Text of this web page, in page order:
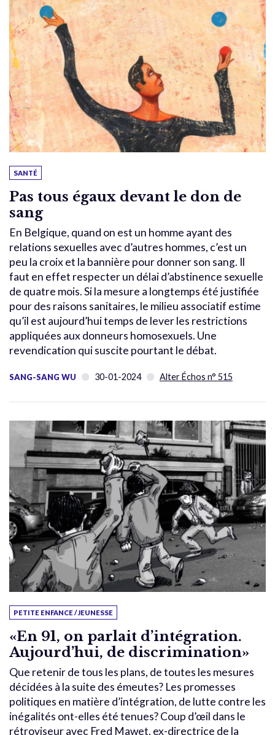
SANTÉ
Pas tous égaux devant le don de
sang
En Belgique, quand on est un homme ayant des
relations sexuelles avec d’autres hommes, c’est un
peu la croix et la bannière pour donner son sang. Il
faut en effet respecter un délai d’abstinence sexuelle
de quatre mois. Si la mesure a longtemps été justifiée
pour des raisons sanitaires, le milieu associatif estime
qu’il est aujourd’hui temps de lever les restrictions
appliquées aux donneurs homosexuels. Une
revendication qui suscite pourtant le débat.
SANG-SANG WU 30-01-2024 Alter Échos n° 515
PETITE ENFANCE / JEUNESSE
«En 91, on parlait d’intégration.
Aujourd’hui, de discrimination»
Que retenir de tous les plans, de toutes les mesures
décidées à la suite des émeutes? Les promesses
politiques en matière d’intégration, de lutte contre les
inégalités ont-elles été tenues? Coup d’œil dans le
rétroviseur avec Fred Mawet, ex-directrice de la